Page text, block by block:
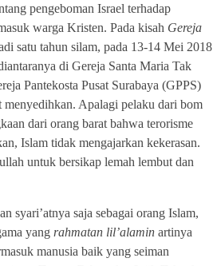
pengeboman Israel terhadap
warga Kristen. Pada kisah Gereja
satu tahun silam, pada 13-14 Mei 2018
di Gereja Santa Maria Tak
Pantekosta Pusat Surabaya (GPPS)
menyedihkan. Apalagi pelaku dari bom
dari orang barat bahwa terorisme
Islam tidak mengajarkan kekerasan.
untuk bersikap lemah lembut dan
syari’atnya saja sebagai orang Islam,
yang rahmatan lil’alamin artinya
manusia baik yang seiman